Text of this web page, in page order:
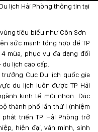
lịch Hải Phòng thông tin tại
tiêu biểu như Côn Sơn -
sức mạnh tổng hợp để TP
mùa, phục vụ đa dạng đối
lịch cao cấp.
trưởng Cục Du lịch quốc gia
du lịch luôn được TP Hải
kinh tế mũi nhọn. Đặc
thành phố lần thứ I (nhiệm
triển TP Hải Phòng trở
hiện đại, văn minh, sinh